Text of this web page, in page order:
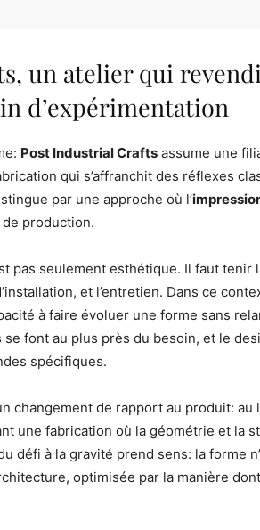
un atelier qui
d’expérimentation
Post Industrial Crafts assume une
qui s’affranchit des réflexes
par une approche où l’
de production.
pas seulement esthétique. Il faut tenir
et l’entretien. Dans ce
à faire évoluer une forme sans
se font au plus près du besoin, et le
spécifiques.
changement de rapport au produit: au
une fabrication où la géométrie et la
défi à la gravité prend sens: la forme
optimisée par la manière